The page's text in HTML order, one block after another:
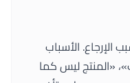
الإرجاع. الأسباب
«المنتج ليس كما